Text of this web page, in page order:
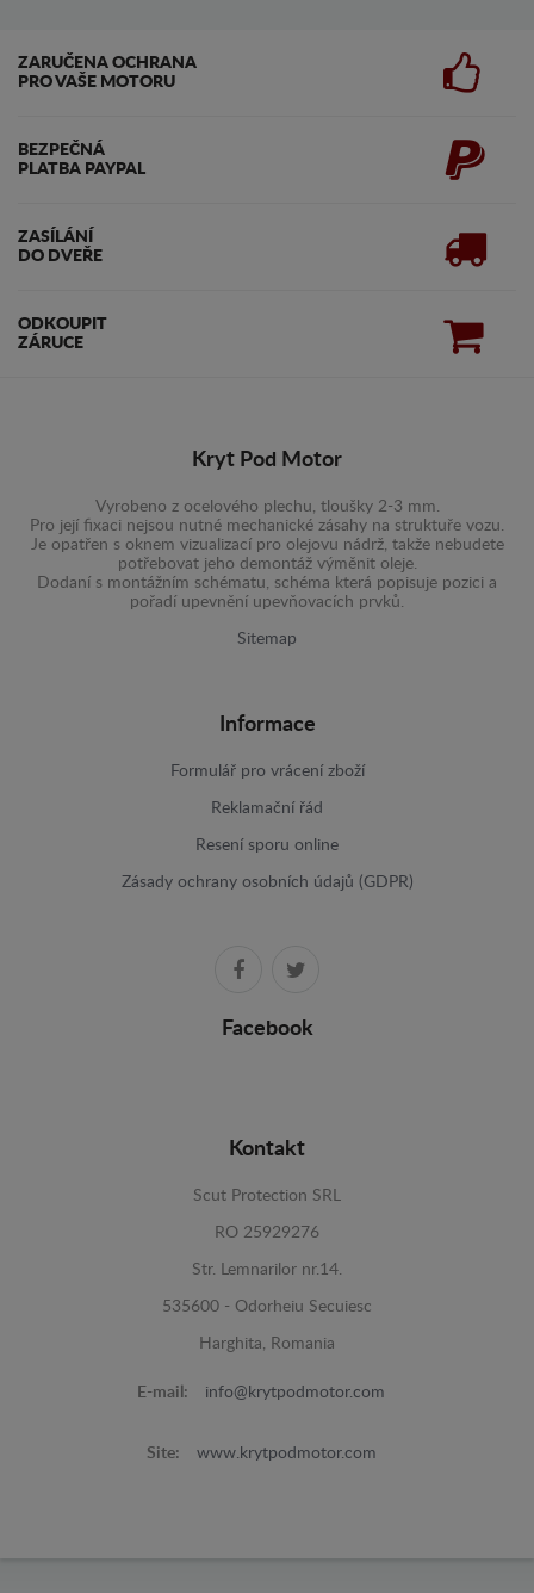
ZARUČENA OCHRANA
PRO VAŠE MOTORU
BEZPEČNÁ
PLATBA PAYPAL
ZASÍLÁNÍ
DO DVEŘE
ODKOUPIT
ZÁRUCE
Kryt Pod Motor
Vyrobeno z ocelového plechu, tloušky 2-3 mm.
Pro její fixaci nejsou nutné mechanické zásahy na struktuře vozu.
Je opatřen s oknem vizualizací pro olejovu nádrž, takže nebudete
potřebovat jeho demontáž výměnit oleje.
Dodaní s montážním schématu, schéma která popisuje pozici a
pořadí upevnění upevňovacích prvků.
Sitemap
Informace
Formulář pro vrácení zboží
Reklamační řád
Resení sporu online
Zásady ochrany osobních údajů (GDPR)
Facebook
Kontakt
Scut Protection SRL
RO 25929276
Str. Lemnarilor nr.14.
535600 - Odorheiu Secuiesc
Harghita, Romania
E-mail: info@krytpodmotor.com
Site: www.krytpodmotor.com